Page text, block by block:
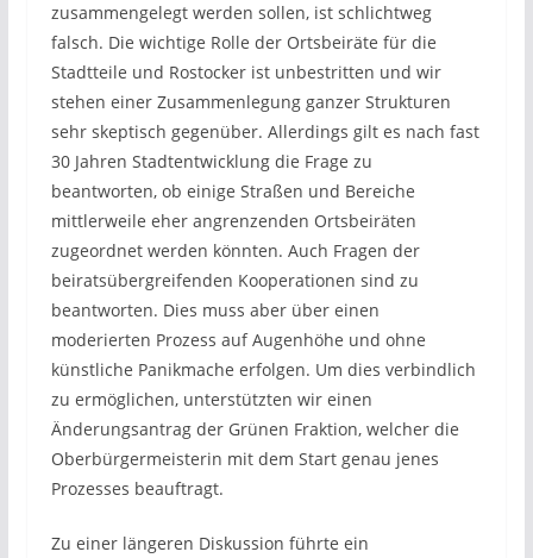
zusammengelegt werden sollen, ist schlichtweg
falsch. Die wichtige Rolle der Ortsbeiräte für die
Stadtteile und Rostocker ist unbestritten und wir
stehen einer Zusammenlegung ganzer Strukturen
sehr skeptisch gegenüber. Allerdings gilt es nach fast
30 Jahren Stadtentwicklung die Frage zu
beantworten, ob einige Straßen und Bereiche
mittlerweile eher angrenzenden Ortsbeiräten
zugeordnet werden könnten. Auch Fragen der
beiratsübergreifenden Kooperationen sind zu
beantworten. Dies muss aber über einen
moderierten Prozess auf Augenhöhe und ohne
künstliche Panikmache erfolgen. Um dies verbindlich
zu ermöglichen, unterstützten wir einen
Änderungsantrag der Grünen Fraktion, welcher die
Oberbürgermeisterin mit dem Start genau jenes
Prozesses beauftragt.
Zu einer längeren Diskussion führte ein